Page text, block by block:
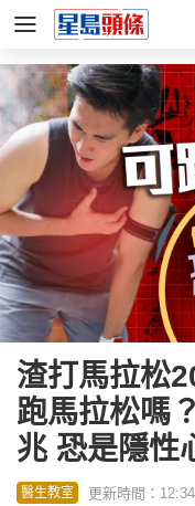
渣打馬拉松
跑馬拉松嗎
兆 恐是隱性
醫生教室 更新時間：